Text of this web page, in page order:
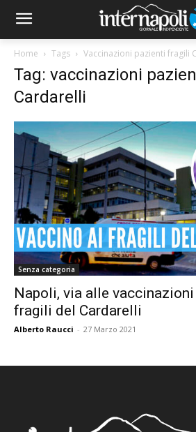
Home Tags Vaccinazioni pazienti fragili
Tag: vaccinazioni
Cardarelli
Senza categoria
Napoli, via alle
fragili del Cardarelli
Alberto Raucci - 27 Marzo 2021